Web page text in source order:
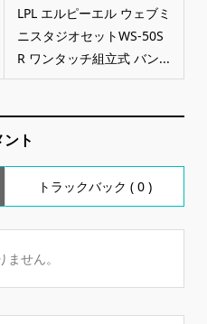
LPL エルピーエル ウェブミ
ニスタジオセットWS-50S
R ワンタッチ組立式 バン...
ント
トラックバック ( 0 )
せん。